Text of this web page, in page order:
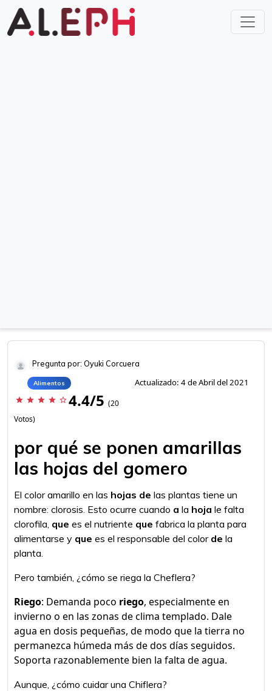
Pregunta por: Oyuki Corcuera
Alimentos Actualizado: 4 de Abril del 2021
star star star star star_border 4.4/5 (20
Votos)
por qué se ponen amarillas
las hojas del gomero
El color amarillo en las hojas de las plantas tiene un
nombre: clorosis. Esto ocurre cuando a la hoja le falta
clorofila, que es el nutriente que fabrica la planta para
alimentarse y que es el responsable del color de la
planta.
Pero también, ¿cómo se riega la Cheflera?
Riego: Demanda poco riego, especialmente en
invierno o en las zonas de clima templado. Dale
agua en dosis pequeñas, de modo que la tierra no
permanezca húmeda más de dos días seguidos.
Soporta razonablemente bien la falta de agua.
Aunque, ¿cómo cuidar una Chiflera?